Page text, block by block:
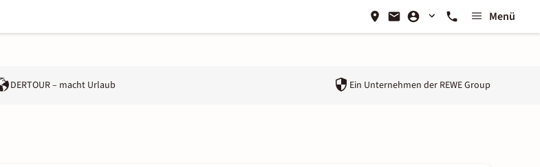
Menü
DERTOUR – macht Urlaub Ein Unternehmen der REWE Group